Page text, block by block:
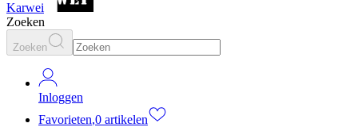
Karwei
Zoeken
Zoeken
Inloggen
Favorieten,0 artikelen